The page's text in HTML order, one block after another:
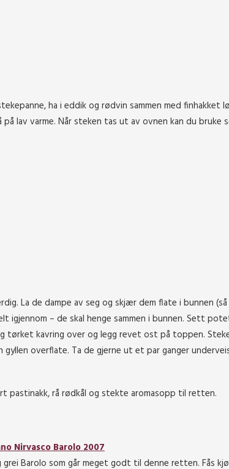
ha i eddik og rødvin sammen med finhakket
lav varme. Når steken tas ut av ovnen kan du
La de dampe av seg og skjær dem flate i bunnen
igjennom – de skal henge sammen i bunnen. Sett
tørket kavring over og legg revet ost på toppen.
overflate. Ta de gjerne ut et par ganger
pastinakk, rå rødkål og stekte aromasopp til retten.
Nirvasco Barolo 2007
Barolo som går meget godt til denne retten. Fås